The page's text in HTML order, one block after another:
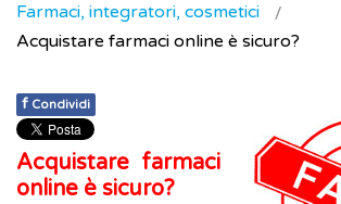
Farmaci, integratori, cosmetici
Acquistare farmaci online è sicuro?
f Condividi
Acquistare farmaci
online è sicuro?